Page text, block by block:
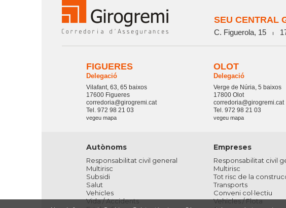
SEU CENTRAL
C. Figuerola, 15 ı
FIGUERES
Delegació
Vilafant, 63, 65 baixos
17600 Figueres
corredoria@girogremi.cat
Tel. 972 98 21 03
vegeu mapa
OLOT
Delegació
Verge de Núria, 5 baixos
17800 Olot
corredoria@girogremi.cat
Tel. 972 98 21 03
vegeu mapa
Autònoms
Responsabilitat civil general
Multirisc
Subsidi
Salut
Vehicles
Vida / Accidents
Empreses
Responsabilitat civil
Multirisc
Tot risc de la
Transports
Conveni col·lectiu
Vehicles / Flota